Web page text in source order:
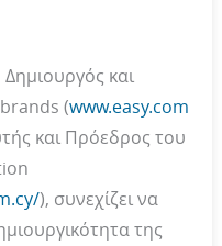
και
(www.easy.com
και Πρόεδρος του
), συνεχίζει να
της